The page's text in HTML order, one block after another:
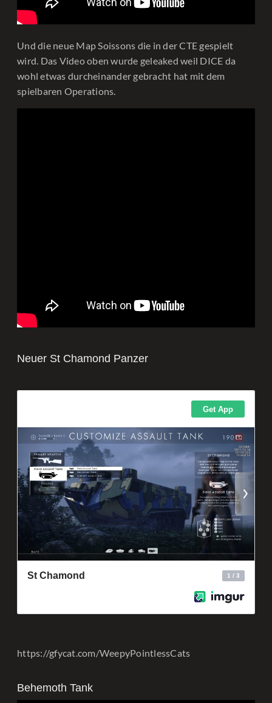
Und die neue Map Soissons die in der CTE gespielt
wird. Das Video oben wurde geleaked weil DICE da
wohl etwas durcheinander gebracht hat mit dem
spielbaren Operations.
Neuer St Chamond Panzer
https://gfycat.com/WeepyPointlessCats
Behemoth Tank